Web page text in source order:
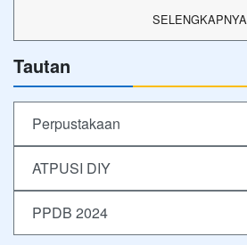
SELENGKAPNYA
Tautan
Perpustakaan
ATPUSI DIY
PPDB 2024